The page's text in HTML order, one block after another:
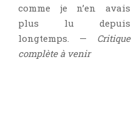
Littérature Gay
Littérature Lesbienne
Manga
New Adult
comme je n’en avais
plus lu depuis
longtemps. — Critique
complète à venir